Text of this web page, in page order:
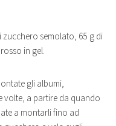
zucchero semolato, 65 g di
in gel.
gli albumi,
volte, a partire da quando
a montarli fino ad